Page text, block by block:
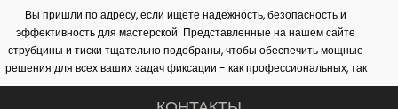
Вы пришли по адресу, если ищете надежность, безопасность и
эффективность для мастерской. Представленные на нашем сайте
струбцины и тиски тщательно подобраны, чтобы обеспечить мощные
решения для всех ваших задач фиксации - как профессиональных, так
и любительских. Наша продукция обеспечивает надежное крепление
на различных поверхностях (дерево, металл, пластик) и гарантирует